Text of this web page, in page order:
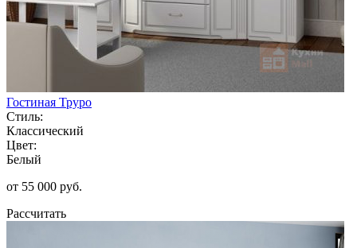
Гостиная Труро
Стиль:
Классический
Цвет:
Белый
от 55 000 руб.
Рассчитать